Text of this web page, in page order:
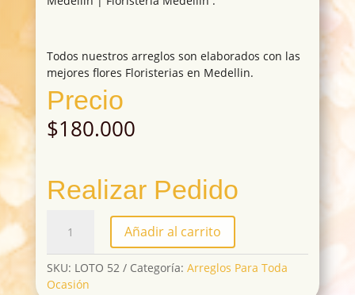
Todos nuestros arreglos son elaborados con las
mejores flores Floristerias en Medellin.
Precio
$180.000
Realizar Pedido
cantidad
Añadir al carrito
SKU: LOTO 52 Categoría: Arreglos Para Toda
Ocasión